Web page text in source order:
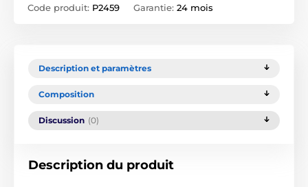
Code produit: P2459 Garantie: 24 mois
Description et paramètres
Composition
Discussion (0)
Description du produit